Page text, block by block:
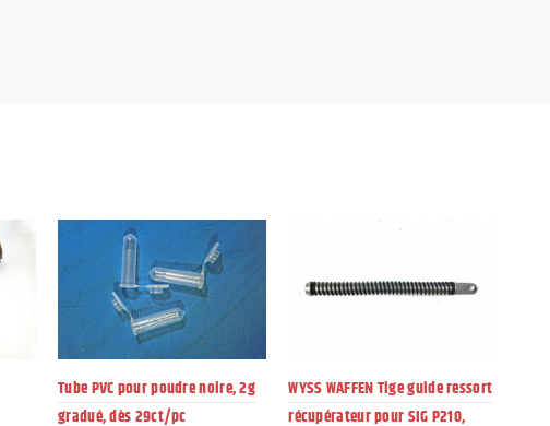
Tube PVC pour poudre noire, 2g
gradué, dès 29ct/pc
WYSS WAFFEN Tige guide ressort
récupérateur pour SIG P210,